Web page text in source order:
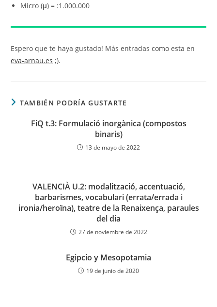
Micro (μ) = :1.000.000
Espero que te haya gustado! Más entradas como esta en
eva-arnau.es ;).
TAMBIÉN PODRÍA GUSTARTE
FiQ t.3: Formulació inorgànica (compostos
binaris)
13 de mayo de 2022
VALENCIÀ U.2: modalització, accentuació,
barbarismes, vocabulari (errata/errada i
ironia/heroïna), teatre de la Renaixença, paraules
del dia
27 de noviembre de 2022
Egipcio y Mesopotamia
19 de junio de 2020